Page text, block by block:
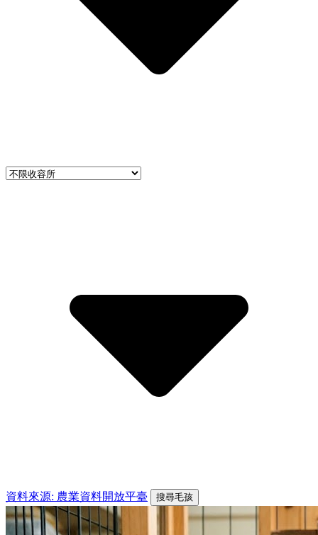
資料來源: 農業資料開放平臺 搜尋毛孩